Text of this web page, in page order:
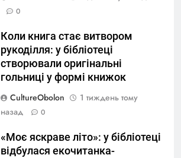
0
Коли книга стає витвором
рукоділля: у бібліотеці
створювали оригінальні
гольниці у формі книжок
CultureObolon
1 тиждень тому
назад
0
«Моє яскраве літо»: у бібліотеці
відбулася екочитанка-